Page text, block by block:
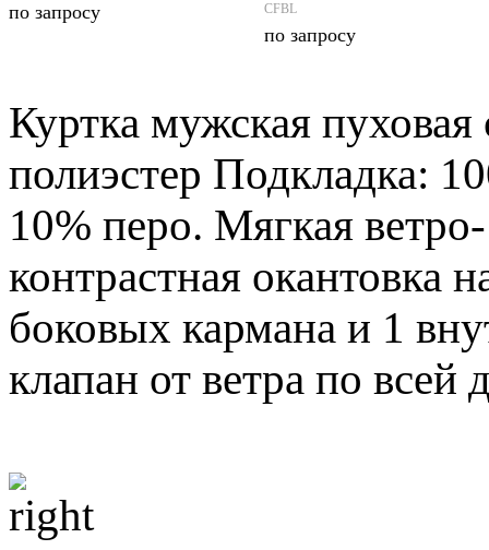
по запросу
CFBL
по запросу
Куртка мужская
полиэстер Подкладка:
10% перо. Мягкая
контрастная окантовка
боковых кармана и 1
клапан от ветра по всей